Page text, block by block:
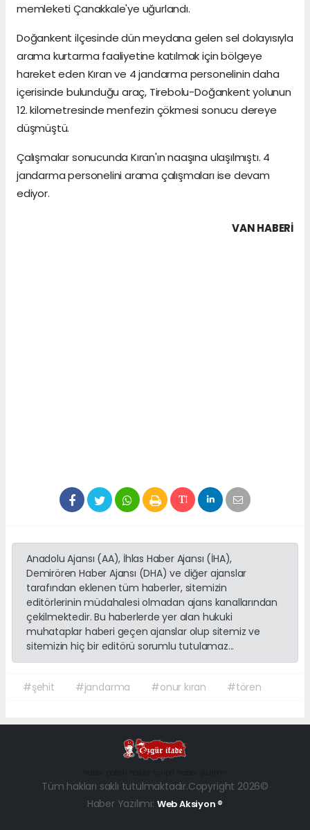
memleketi Çanakkale'ye uğurlandı.
Doğankent ilçesinde dün meydana gelen sel dolayısıyla
arama kurtarma faaliyetine katılmak için bölgeye
hareket eden Kıran ve 4 jandarma personelinin daha
içerisinde bulunduğu araç, Tirebolu-Doğankent yolunun
12. kilometresinde menfezin çökmesi sonucu dereye
düşmüştü.
Çalışmalar sonucunda Kıran'ın naaşına ulaşılmıştı. 4
jandarma personelini arama çalışmaları ise devam
ediyor.
VAN HABERİ
Anadolu Ajansı (AA), İhlas Haber Ajansı (İHA),
Demirören Haber Ajansı (DHA) ve diğer ajanslar
tarafından eklenen tüm haberler, sitemizin
editörlerinin müdahalesi olmadan ajans kanallarından
çekilmektedir. Bu haberlerde yer alan hukuki
muhataplar haberi geçen ajanslar olup sitemiz ve
sitemizin hiç bir editörü sorumlu tutulamaz...
#şehit #jandarma #onur kıran #tören
Tüm hakları saklı tutulmaktadır.Copyright 2026©
Haber Yazılımı: Web Aksiyon ®